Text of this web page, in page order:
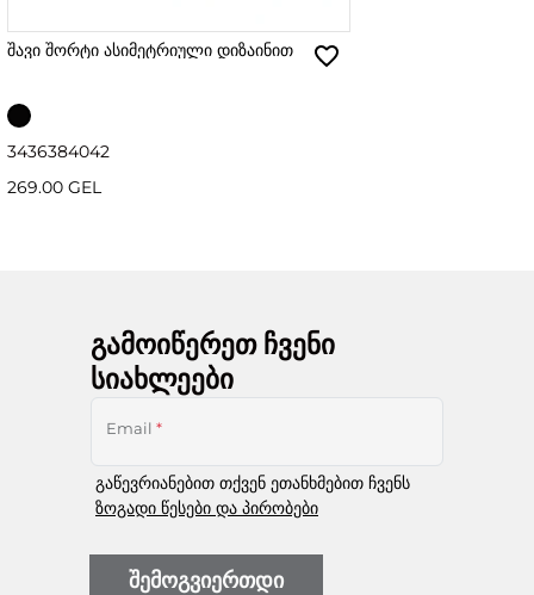
შავი შორტი ასიმეტრიული დიზაინით
3436384042
269.00 GEL
გამოიწერეთ ჩვენი
სიახლეები
Email *
გაწევრიანებით თქვენ ეთანხმებით ჩვენს
ზოგადი წესები და პირობები
შემოგვიერთდი